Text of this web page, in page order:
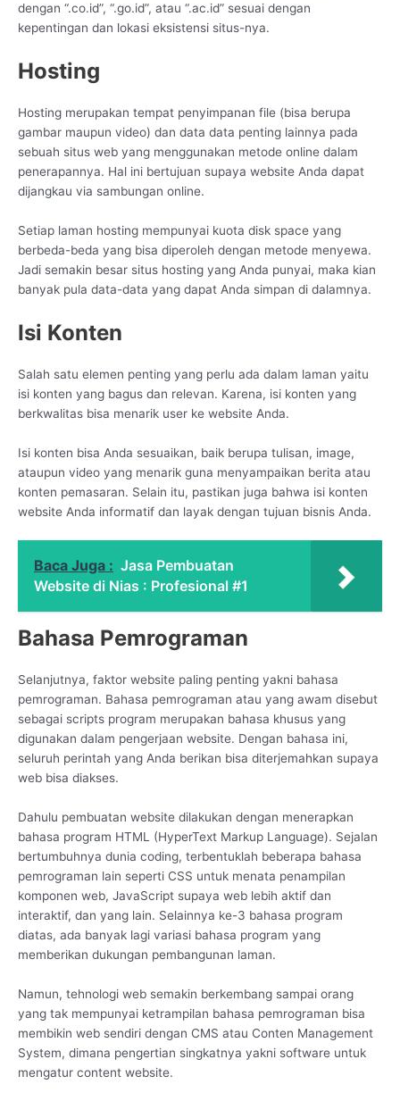
dengan “.co.id”, “.go.id”, atau “.ac.id” sesuai dengan
kepentingan dan lokasi eksistensi situs-nya.
Hosting
Hosting merupakan tempat penyimpanan file (bisa berupa
gambar maupun video) dan data data penting lainnya pada
sebuah situs web yang menggunakan metode online dalam
penerapannya. Hal ini bertujuan supaya website Anda dapat
dijangkau via sambungan online.
Setiap laman hosting mempunyai kuota disk space yang
berbeda-beda yang bisa diperoleh dengan metode menyewa.
Jadi semakin besar situs hosting yang Anda punyai, maka kian
banyak pula data-data yang dapat Anda simpan di dalamnya.
Isi Konten
Salah satu elemen penting yang perlu ada dalam laman yaitu
isi konten yang bagus dan relevan. Karena, isi konten yang
berkwalitas bisa menarik user ke website Anda.
Isi konten bisa Anda sesuaikan, baik berupa tulisan, image,
ataupun video yang menarik guna menyampaikan berita atau
konten pemasaran. Selain itu, pastikan juga bahwa isi konten
website Anda informatif dan layak dengan tujuan bisnis Anda.
Baca Juga : Jasa Pembuatan
Website di Nias : Profesional #1
Bahasa Pemrograman
Selanjutnya, faktor website paling penting yakni bahasa
pemrograman. Bahasa pemrograman atau yang awam disebut
sebagai scripts program merupakan bahasa khusus yang
digunakan dalam pengerjaan website. Dengan bahasa ini,
seluruh perintah yang Anda berikan bisa diterjemahkan supaya
web bisa diakses.
Dahulu pembuatan website dilakukan dengan menerapkan
bahasa program HTML (HyperText Markup Language). Sejalan
bertumbuhnya dunia coding, terbentuklah beberapa bahasa
pemrograman lain seperti CSS untuk menata penampilan
komponen web, JavaScript supaya web lebih aktif dan
interaktif, dan yang lain. Selainnya ke-3 bahasa program
diatas, ada banyak lagi variasi bahasa program yang
memberikan dukungan pembangunan laman.
Namun, tehnologi web semakin berkembang sampai orang
yang tak mempunyai ketrampilan bahasa pemrograman bisa
membikin web sendiri dengan CMS atau Conten Management
System, dimana pengertian singkatnya yakni software untuk
mengatur content website.